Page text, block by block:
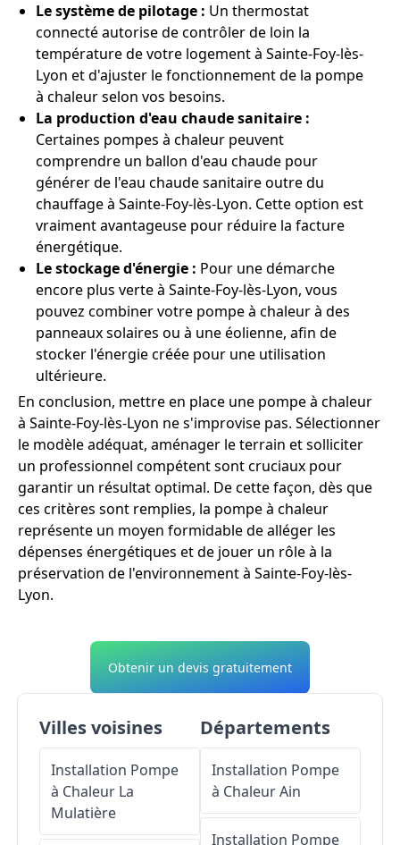
Le système de pilotage : Un thermostat
connecté autorise de contrôler de loin la
température de votre logement à Sainte-Foy-lès-
Lyon et d'ajuster le fonctionnement de la pompe
à chaleur selon vos besoins.
La production d'eau chaude sanitaire :
Certaines pompes à chaleur peuvent
comprendre un ballon d'eau chaude pour
générer de l'eau chaude sanitaire outre du
chauffage à Sainte-Foy-lès-Lyon. Cette option est
vraiment avantageuse pour réduire la facture
énergétique.
Le stockage d'énergie : Pour une démarche
encore plus verte à Sainte-Foy-lès-Lyon, vous
pouvez combiner votre pompe à chaleur à des
panneaux solaires ou à une éolienne, afin de
stocker l'énergie créée pour une utilisation
ultérieure.
En conclusion, mettre en place une pompe à chaleur
à Sainte-Foy-lès-Lyon ne s'improvise pas. Sélectionner
le modèle adéquat, aménager le terrain et solliciter
un professionnel compétent sont cruciaux pour
garantir un résultat optimal. De cette façon, dès que
ces critères sont remplies, la pompe à chaleur
représente un moyen formidable de alléger les
dépenses énergétiques et de jouer un rôle à la
préservation de l'environnement à Sainte-Foy-lès-
Lyon.
Obtenir un devis gratuitement
Villes voisines
Installation Pompe
à Chaleur La
Mulatière
Départements
Installation Pompe
à ChaleurAin
Installation Pompe